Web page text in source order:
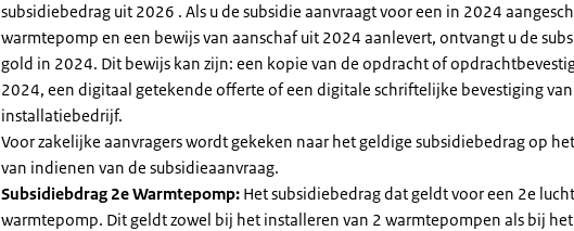
subsidiebedrag uit 2026 . Als u de subsidie aanvraagt voor een in 2024
warmtepomp en een bewijs van aanschaf uit 2024 aanlevert, ontvangt u de
gold in 2024. Dit bewijs kan zijn: een kopie van de opdracht of
2024, een digitaal getekende offerte of een digitale schriftelijke bevestiging
installatiebedrijf.
Voor zakelijke aanvragers wordt gekeken naar het geldige subsidiebedrag op
van indienen van de subsidieaanvraag.
Subsidiebdrag 2e Warmtepomp: Het subsidiebedrag dat geldt voor een 2e
warmtepomp. Dit geldt zowel bij het installeren van 2 warmtepompen als bij